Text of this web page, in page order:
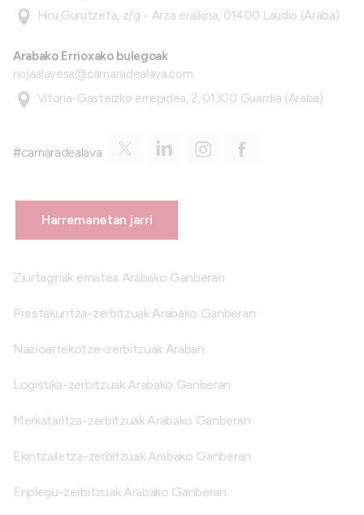
Hiru Gurutzeta, z/g - Arza eraikina, 01400 Laudio (Araba)
Arabako Errioxako bulegoak
riojaalavesa@camaradealava.com
Vitoria-Gasteizko errepidea, 2, 01300 Guardia (Araba)
#camaradealava
Harremanetan jarri
Ziurtagiriak ematea Arabako Ganberan
Prestakuntza-zerbitzuak Arabako Ganberan
Nazioartekotze-zerbitzuak Araban
Logistika-zerbitzuak Arabako Ganberan
Merkataritza-zerbitzuak Arabako Ganberan
Ekintzailetza-zerbitzuak Arabako Ganberan
Enplegu-zerbitzuak Arabako Ganberan